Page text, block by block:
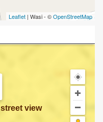
Leaflet | Wasi - ©OpenStreetMap
street view